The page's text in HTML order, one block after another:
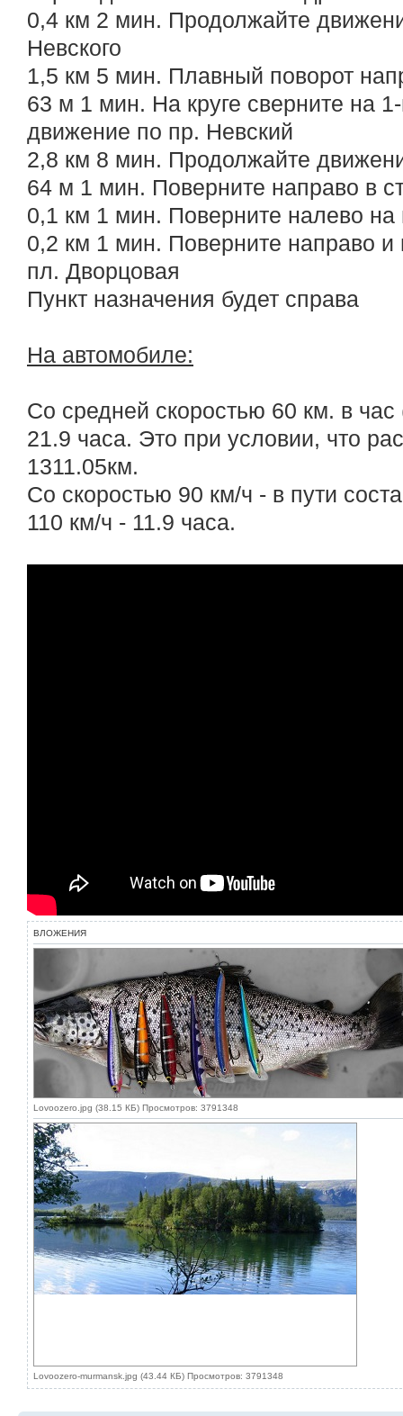
0,4 км 2 мин. Продолжайте
Невского
1,5 км 5 мин. Плавный поворот
63 м 1 мин. На круге сверните на
движение по пр. Невский
2,8 км 8 мин. Продолжайте
64 м 1 мин. Поверните направо в
0,1 км 1 мин. Поверните налево
0,2 км 1 мин. Поверните направо
пл. Дворцовая
Пункт назначения будет справа
На автомобиле:
Со средней скоростью 60 км. в
21.9 часа. Это при условии, что
1311.05км.
Со скоростью 90 км/ч - в пути
110 км/ч - 11.9 часа.
ВЛОЖЕНИЯ
Lovoozero.jpg (38.15 КБ) Просмотров: 3791348
Lovoozero-murmansk.jpg (43.44 КБ) Просмотров: 3791348